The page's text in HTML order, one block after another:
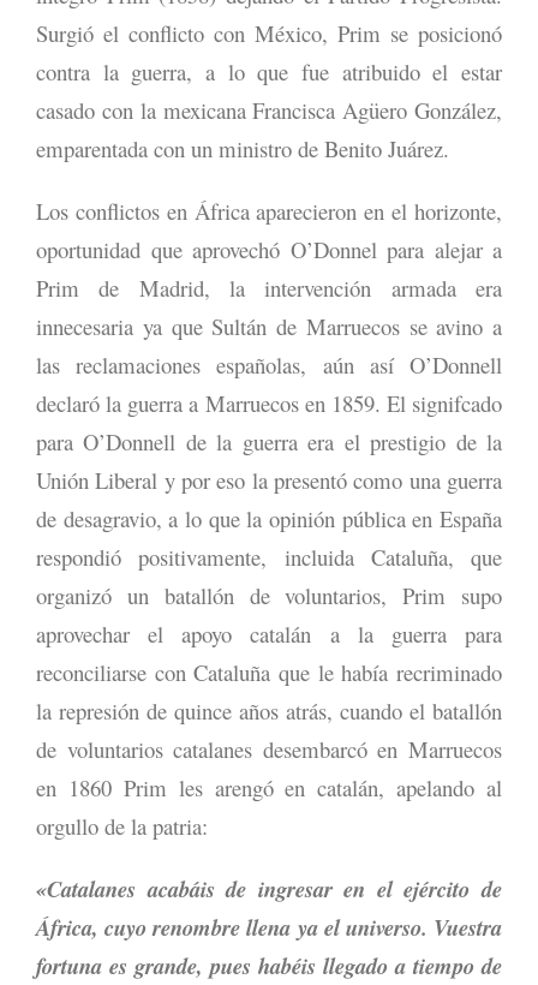
Surgió el conflicto con México, Prim se posicionó
contra la guerra, a lo que fue atribuido el estar
casado con la mexicana Francisca Agüero González,
emparentada con un ministro de Benito Juárez.
Los conflictos en África aparecieron en el horizonte,
oportunidad que aprovechó O’Donnel para alejar a
Prim de Madrid, la intervención armada era
innecesaria ya que Sultán de Marruecos se avino a
las reclamaciones españolas, aún así O’Donnell
declaró la guerra a Marruecos en 1859. El signifcado
para O’Donnell de la guerra era el prestigio de la
Unión Liberal y por eso la presentó como una guerra
de desagravio, a lo que la opinión pública en España
respondió positivamente, incluida Cataluña, que
organizó un batallón de voluntarios, Prim supo
aprovechar el apoyo catalán a la guerra para
reconciliarse con Cataluña que le había recriminado
la represión de quince años atrás, cuando el batallón
de voluntarios catalanes desembarcó en Marruecos
en 1860 Prim les arengó en catalán, apelando al
orgullo de la patria:
«Catalanes acabáis de ingresar en el ejército de
África, cuyo renombre llena ya el universo. Vuestra
fortuna es grande, pues habéis llegado a tiempo de